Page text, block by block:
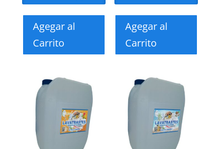
Agegar al
Carrito
Agegar al
Carrito